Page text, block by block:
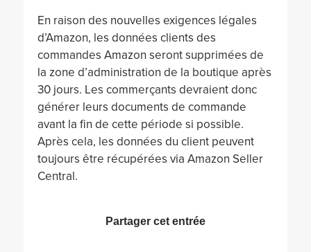
En raison des nouvelles exigences légales
d’Amazon, les données clients des
commandes Amazon seront supprimées de
la zone d’administration de la boutique après
30 jours. Les commerçants devraient donc
générer leurs documents de commande
avant la fin de cette période si possible.
Après cela, les données du client peuvent
toujours être récupérées via Amazon Seller
Central.
Partager cet entrée